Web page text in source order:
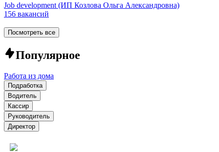
Job development (ИП Козлова Ольга Александровна)
156 вакансий
Посмотреть все
Популярное
Работа из дома
Подработка
Водитель
Кассир
Руководитель
Директор